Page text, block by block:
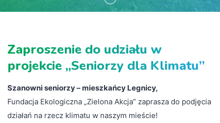
Zaproszenie do udziału w
projekcie „Seniorzy dla Klimatu”
Szanowni seniorzy – mieszkańcy Legnicy,
Fundacja Ekologiczna „Zielona Akcja” zaprasza do podjęcia
działań na rzecz klimatu w naszym mieście!